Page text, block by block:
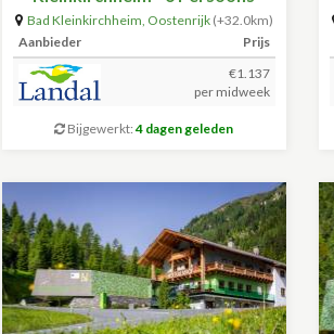
Appartement
Bad Kleinkirchheim, Oostenrijk (+32.0km)
Aanbieder
Prijs
€1.137
per midweek
Bijgewerkt:4 dagen geleden